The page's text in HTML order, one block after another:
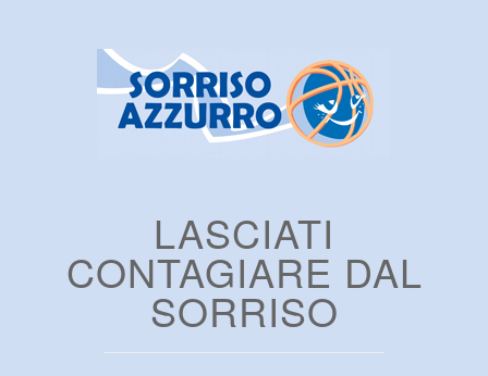
LASCIATI
CONTAGIARE DAL
SORRISO